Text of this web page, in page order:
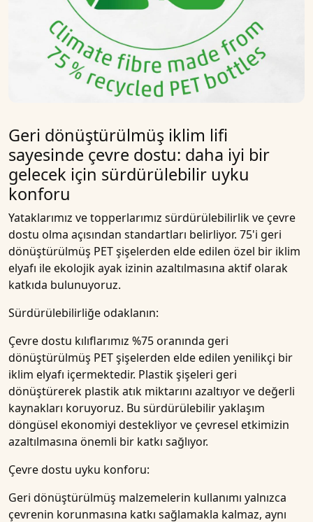
Geri dönüştürülmüş iklim lifi
sayesinde çevre dostu: daha iyi bir
gelecek için sürdürülebilir uyku
konforu
Yataklarımız vetopperlarımız sürdürülebilirlikveçevre
dostu olma açısından standartları belirliyor. 75'i geri
dönüştürülmüş PET şişelerden eldeedilen özel bir iklim
elyafı ile ekolojik ayak izinin azaltılmasına aktif olarak
katkıda bulunuyoruz.
Sürdürülebilirliğe odaklanın:
Çevre dostu kılıflarımız %75 oranında geri
dönüştürülmüş PET şişelerden elde edilen yenilikçi bir
iklim elyafı içermektedir. Plastik şişeleri geri
dönüştürerek plastik atık miktarını azaltıyor ve değerli
kaynakları koruyoruz. Bu sürdürülebilir yaklaşım
döngüsel ekonomiyi destekliyor ve çevresel etkimizin
azaltılmasına önemli bir katkı sağlıyor.
Çevre dostu uyku konforu:
Geri dönüştürülmüş malzemelerin kullanımı yalnızca
çevrenin korunmasına katkı sağlamakla kalmaz, aynı